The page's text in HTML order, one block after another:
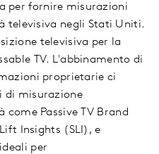
per fornire misurazioni
televisiva negli Stati Uniti.
televisiva per la
TV. L'abbinamento di
proprietarie ci
di misurazione
Passive TV Brand
Insights (SLI), e
per